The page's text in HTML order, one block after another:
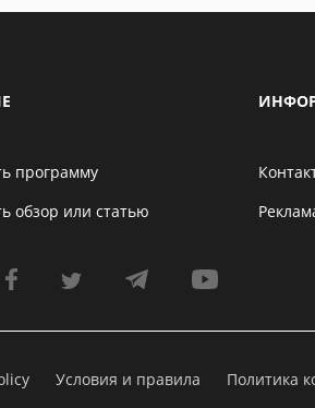
программу
обзор или статью
Условия и правила Политика